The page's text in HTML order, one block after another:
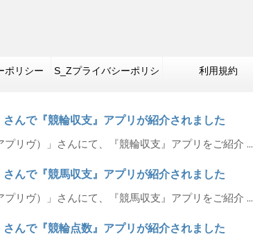
ポリシー S_Zプライバシーポリシ 利用規約
んで『競輪収支』アプリが紹介されました
リヴ）」さんにて、『競輪収支』アプリをご紹介 ...
んで『競馬収支』アプリが紹介されました
リヴ）」さんにて、『競馬収支』アプリをご紹介 ...
んで『競輪点数』アプリが紹介されました